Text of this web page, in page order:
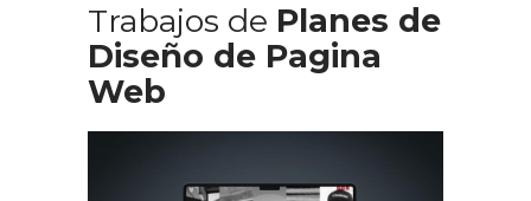
Trabajos de Planes de
Diseño de Pagina
Web